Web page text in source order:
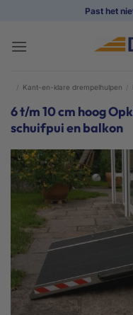
inhoud
Past het
/ Kant-en-klare drempelhulpen /
6 t/m 10 cm hoog
schuifpui en balkon